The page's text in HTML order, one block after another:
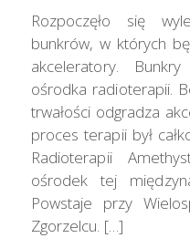
Rozpoczęło się
bunkrów, w których
akceleratory.
ośrodka radioterapii.
trwałości odgradza
proces terapii był
Radioterapii
ośrodek tej
Powstaje przy
Zgorzelcu. […]